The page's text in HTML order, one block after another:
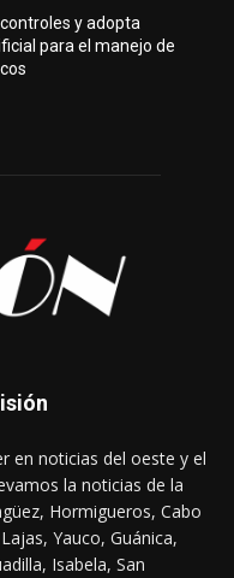
y adopta
para el manejo de
en noticias del oeste y el
la noticias de la
Hormigueros, Cabo
Yauco, Guánica,
Isabela, San